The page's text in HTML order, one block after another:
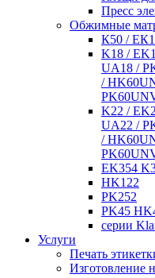
Пресс
Обжимные
К50 /
K18 /
UA18 /
/
K22 /
UA22 /
/
EK354
HK122
PK252
PK45
серии
Услуги
Печать
Изготовление